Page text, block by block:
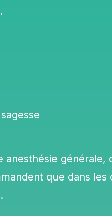
anesthésie générale,
que dans les